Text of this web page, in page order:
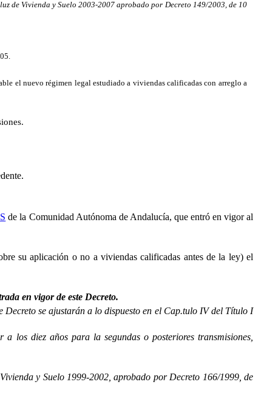
de Vivienda y Suelo 2003-2007 aprobado por Decreto 149/2003, de 10
el nuevo régimen legal estudiado a viviendas calificadas con arreglo a
de la Comunidad Autónoma de Andalucía, que entró en vigor al
su aplicación o no a viviendas calificadas antes de la ley) el
en vigor de este Decreto.
Decreto se ajustarán a lo dispuesto en el Cap.tulo IV del Título I
los diez años para la segundas o posteriores transmisiones,
y Suelo 1999-2002, aprobado por Decreto 166/1999, de